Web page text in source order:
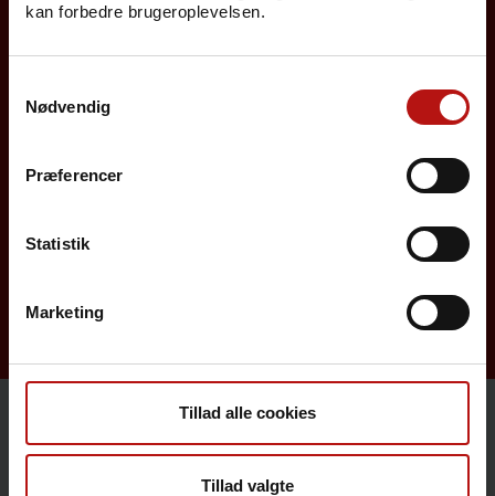
kan forbedre brugeroplevelsen.
Nødvendig
Præferencer
Statistik
Marketing
Tillad alle cookies
Tillad valgte
Rejsevaccination
Sygdomsleksikon
MiBa, HAIBA og det digitale infektionsberedskab
Sundhedsfaglige